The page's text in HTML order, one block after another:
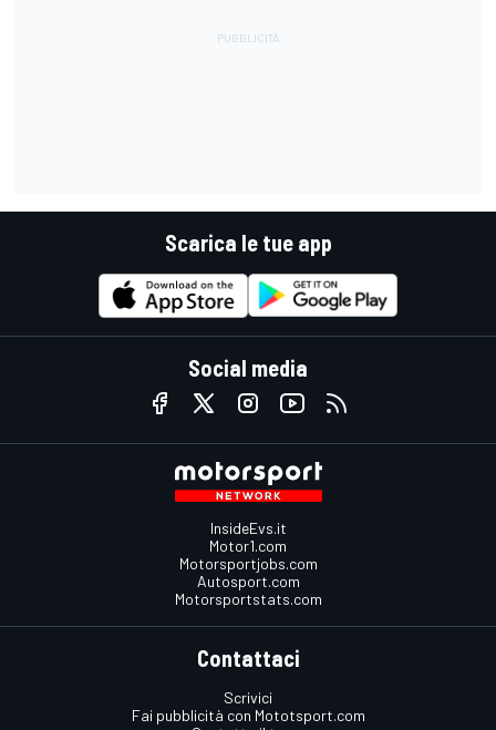
Scarica le tue app
Social media
InsideEvs.it
Motor1.com
Motorsportjobs.com
Autosport.com
Motorsportstats.com
Contattaci
Scrivici
Fai pubblicità con Mototsport.com